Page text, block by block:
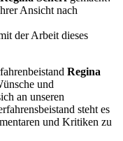
Ansicht nach
der Arbeit dieses
Regina
und
an unseren
steht es
und Kritiken zu